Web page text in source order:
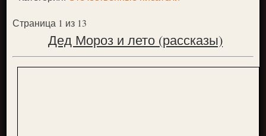
Страница 1 из 13
Дед Мороз и лето (рассказы)